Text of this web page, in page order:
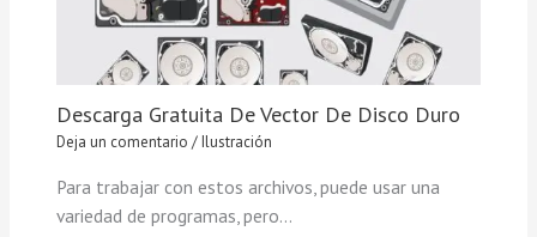
Descarga Gratuita De Vector De Disco Duro
Deja un comentario /Ilustración
Para trabajar con estos archivos, puede usar una
variedad de programas, pero…